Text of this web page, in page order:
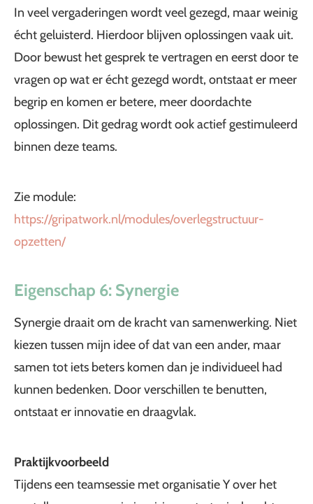
In veel vergaderingen wordt veel gezegd, maar weinig
écht geluisterd. Hierdoor blijven oplossingen vaak uit.
Door bewust het gesprek te vertragen en eerst door te
vragen op wat er écht gezegd wordt, ontstaat er meer
begrip en komen er betere, meer doordachte
oplossingen. Dit gedrag wordt ook actief gestimuleerd
binnen deze teams.
Zie module:
https://gripatwork.nl/modules/overlegstructuur-
opzetten/
Eigenschap 6: Synergie
Synergie draait om de kracht van samenwerking. Niet
kiezen tussen mijn idee of dat van een ander, maar
samen tot iets beters komen dan je individueel had
kunnen bedenken. Door verschillen te benutten,
ontstaat er innovatie en draagvlak.
Praktijkvoorbeeld
Tijdens een teamsessie met organisatie Y over het